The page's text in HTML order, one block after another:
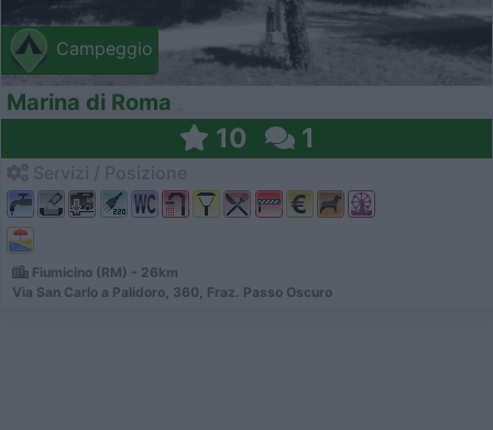
Campeggio
Marina di Roma
10 1
Fiumicino (RM) - 26km
Via San Carlo a Palidoro, 360, Fraz. Passo Oscuro